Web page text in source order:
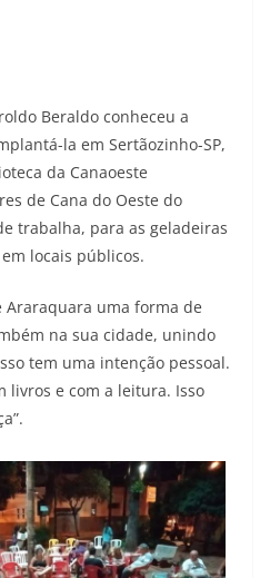
Beraldo conheceu a
la em Sertãozinho-SP,
da Canaoeste
de Cana do Oeste do
trabalha, para as geladeiras
locais públicos.
uma forma de
na sua cidade, unindo
tem uma intenção pessoal.
livros e com a leitura. Isso